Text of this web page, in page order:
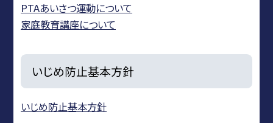
PTAあいさつ運動について
家庭教育講座について
いじめ防止基本方針
いじめ防止基本方針